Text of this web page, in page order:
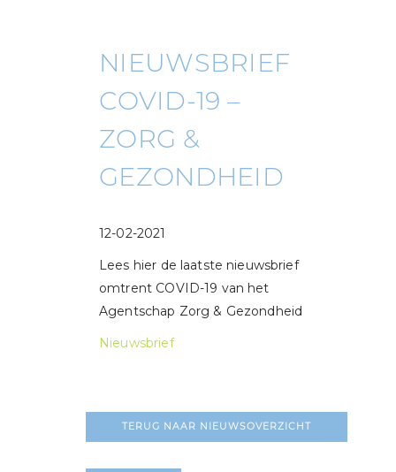
NIEUWSBRIEF
COVID-19 –
ZORG &
GEZONDHEID
12-02-2021
Lees hier de laatste nieuwsbrief
omtrent COVID-19 van het
Agentschap Zorg & Gezondheid
Nieuwsbrief
TERUG NAAR NIEUWSOVERZICHT